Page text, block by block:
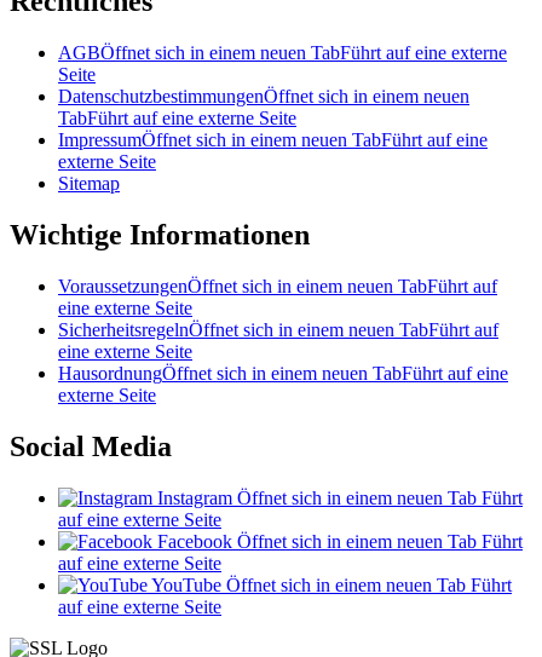
AGBÖffnet sich in einem neuen TabFührt auf eine externe
Seite
DatenschutzbestimmungenÖffnet sich in einem neuen
TabFührt auf eine externe Seite
ImpressumÖffnet sich in einem neuen TabFührt auf eine
externe Seite
Sitemap
Wichtige Informationen
VoraussetzungenÖffnet sich in einem neuen TabFührt auf
eine externe Seite
SicherheitsregelnÖffnet sich in einem neuen TabFührt auf
eine externe Seite
HausordnungÖffnet sich in einem neuen TabFührt auf eine
externe Seite
Social Media
Instagram Öffnet sich in einem neuen Tab Führt
auf eine externe Seite
Facebook Öffnet sich in einem neuen Tab Führt
auf eine externe Seite
YouTube Öffnet sich in einem neuen Tab Führt
auf eine externe Seite